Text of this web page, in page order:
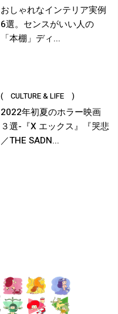
おしゃれなインテリア実例
6選。センスがいい人の
「本棚」ディ...
( CULTURE & LIFE )
2022年初夏のホラー映画
３選-『X エックス』『哭悲
／THE SADN...